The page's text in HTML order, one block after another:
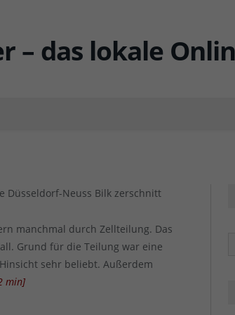
Düsseldorf-Neuss Bilk zerschnitt
manchmal durch Zellteilung. Das
Grund für die Teilung war eine
sehr beliebt. Außerdem
min]